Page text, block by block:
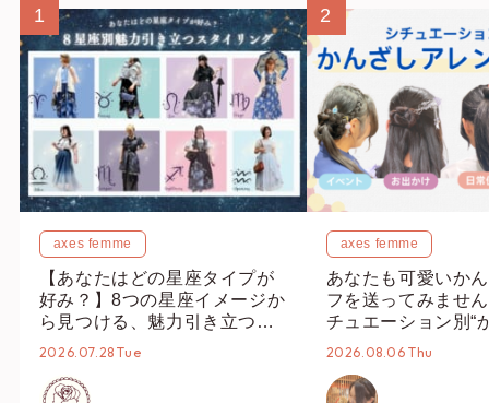
1
axes femme
【あなたはどの星座タイプが
好み？】8つの星座イメージか
ら見つける、魅力引き立つス
タイリング♡
2026.07.28 Tue
2
axes femme
あなたも可愛いか
フを送ってみませ
チュエーション別“
オススメ【ショッ
2026.08.06 Thu